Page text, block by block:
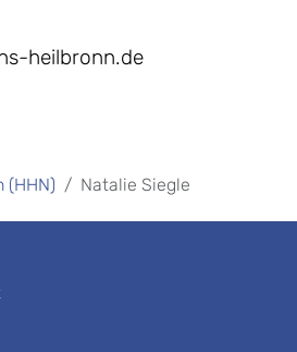
heilbronn.de
(HHN) Natalie Siegle